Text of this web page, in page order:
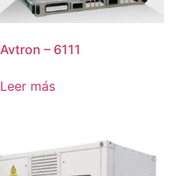
Avtron – 6111
Leer más